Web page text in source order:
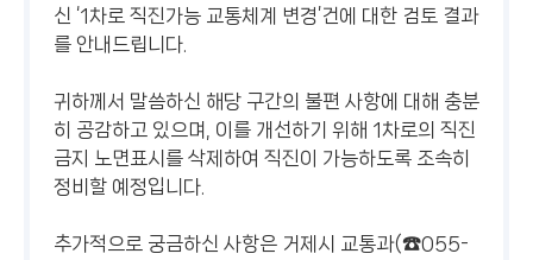
신 ‘1차로 직진가능 교통체계 변경’건에 대한 검토 결과
를 안내드립니다.
귀하께서 말씀하신 해당 구간의 불편 사항에 대해 충분
히 공감하고 있으며, 이를 개선하기 위해 1차로의 직진
금지 노면표시를 삭제하여 직진이 가능하도록 조속히
정비할 예정입니다.
추가적으로 궁금하신 사항은 거제시 교통과(☎055-